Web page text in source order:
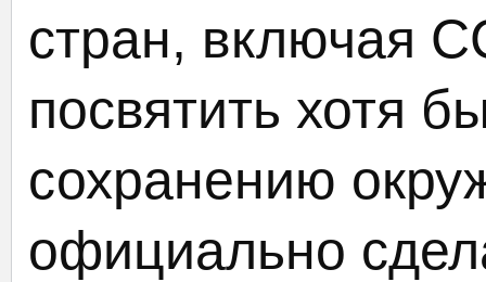
стран, включая
посвятить хотя
сохранению
официально